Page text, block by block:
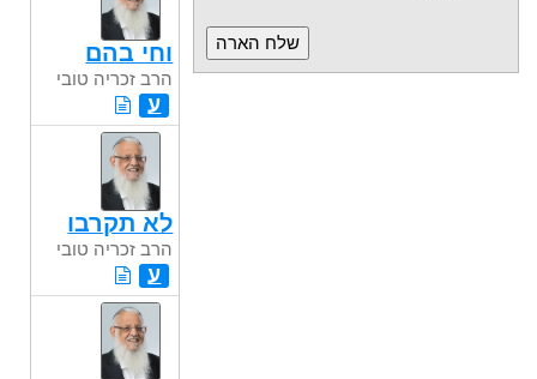
וחי בהם
הרב זכריה טובי
ע
לא תקרבו
הרב זכריה טובי
ע